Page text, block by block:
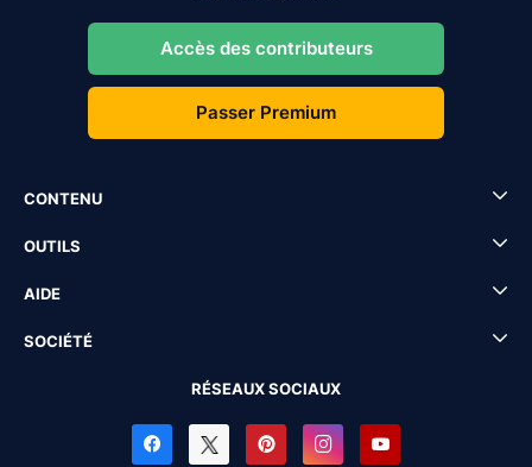
Accès des contributeurs
Passer Premium
CONTENU
OUTILS
AIDE
SOCIÉTÉ
RÉSEAUX SOCIAUX